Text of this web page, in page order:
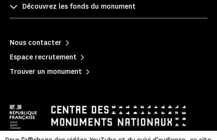
Découvrez les fonds du monument
Nous contacter
Espace recrutement
Trouver un monument